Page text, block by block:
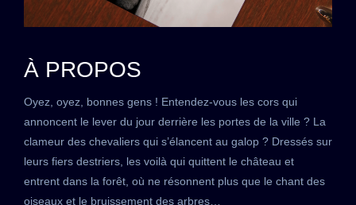
À PROPOS
Oyez, oyez, bonnes gens ! Entendez-vous les cors qui
annoncent le lever du jour derrière les portes de la ville ? La
clameur des chevaliers qui s’élancent au galop ? Dressés sur
leurs fiers destriers, les voilà qui quittent le château et
entrent dans la forêt, où ne résonnent plus que le chant des
oiseaux et le bruissement des arbres…